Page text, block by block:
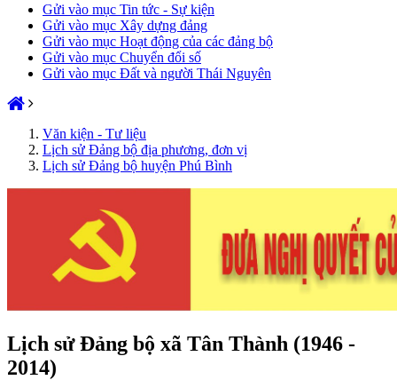
Gửi vào mục Tin tức - Sự kiện
Gửi vào mục Xây dựng đảng
Gửi vào mục Hoạt động của các đảng bộ
Gửi vào mục Chuyển đổi số
Gửi vào mục Đất và người Thái Nguyên
Văn kiện - Tư liệu
Lịch sử Đảng bộ địa phương, đơn vị
Lịch sử Đảng bộ huyện Phú Bình
Lịch sử Đảng bộ xã Tân Thành (1946 -
2014)